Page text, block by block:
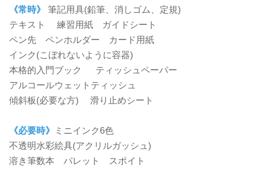
《常時》 筆記用具(鉛筆、消しゴム、定規)
テキスト 練習用紙 ガイドシート
ペン先 ペンホルダー カード用紙
インク(こぼれないように容器)
本格的入門ブック ティッシュペーパー
アルコールウェットティッシュ
傾斜板(必要な方) 滑り止めシート
《必要時》
ミニインク6色
不透明水彩絵具(アクリルガッシュ )
溶き筆数本 パレット スポイト